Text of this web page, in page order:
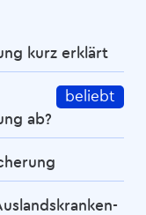
kurz erklärt
beliebt
ab?